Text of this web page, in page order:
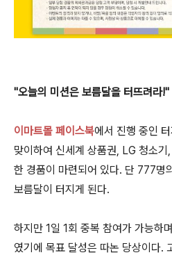
"오늘의 미션은 보름달을 터뜨려라!"
이마트몰 페이스북에서 진행 중인
맞이하여 신세계 상품권, LG 청소
한 경품이 마련되어 있다. 단 777명
보름달이 터지게 된다.
하지만 1일 1회 중복 참여가 가능하
였기에 목표 달성은 따논 당상이다.